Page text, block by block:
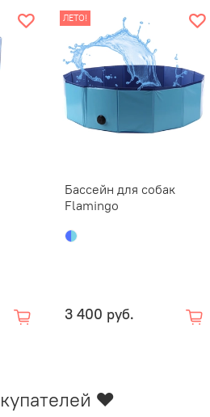
ЛЕТО!
Бассейн для собак
Flamingo
3 400 руб.
❤️